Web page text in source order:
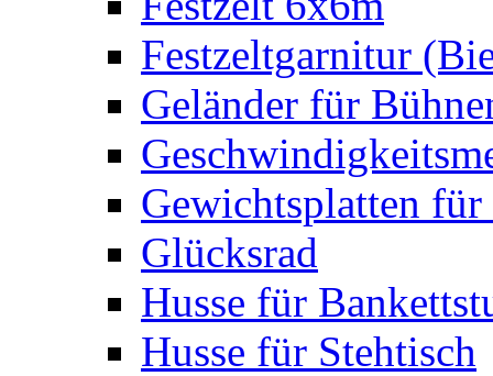
Festzeltgarnitur
Geländer für
Gewichtsplatten für
Glücksrad
Husse für
Husse für Stehtisch